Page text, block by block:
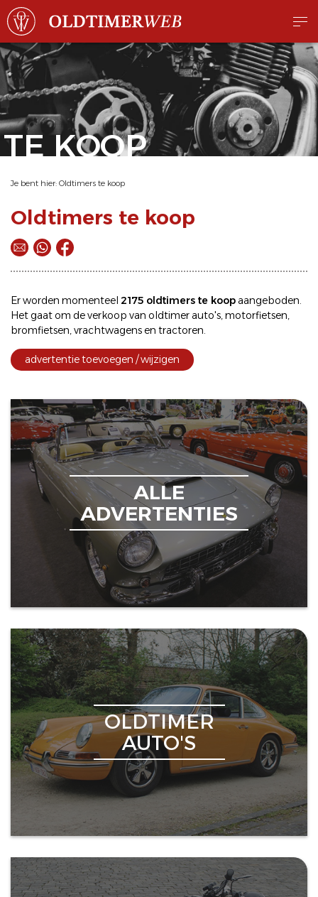
TE KOOP
Je bent hier: Oldtimers te koop
Oldtimers te koop
Er worden momenteel 2175 oldtimers te koopaangeboden.
Het gaat om deverkoop van oldtimerauto's,motorfietsen,
bromfietsen,vrachtwagens en tractoren.
advertentie toevoegen / wijzigen
ALLE
ADVERTENTIES
OLDTIMER
AUTO'S